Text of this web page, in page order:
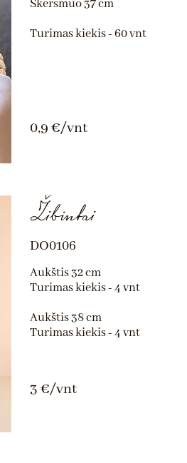
Skersmuo 37 cm
Turimas kiekis - 60 vnt
0,9 €/vnt
Žibintai
DO0106
Aukštis 32 cm
Turimas kiekis - 4 vnt
Aukštis 38 cm
Turimas kiekis - 4 vnt
3 €/vnt